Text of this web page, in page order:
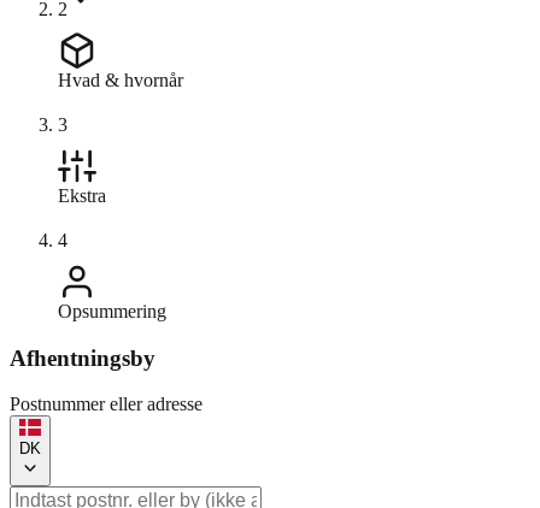
2
Hvad & hvornår
3
Ekstra
4
Opsummering
Afhentningsby
Postnummer eller adresse
DK